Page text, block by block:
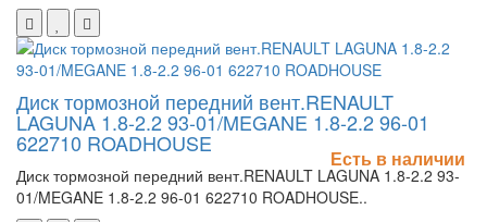
Диск тормозной передний вент.RENAULT
LAGUNA 1.8-2.2 93-01/MEGANE 1.8-2.2 96-01
622710 ROADHOUSE
Диск тормозной передний вент.RENAULT LAGUNA 1.8-2.2 93-
01/MEGANE 1.8-2.2 96-01 622710 ROADHOUSE..
Есть в наличии